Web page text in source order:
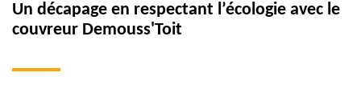
Un décapage en respectant l’écologie avec le
couvreur Demouss'Toit